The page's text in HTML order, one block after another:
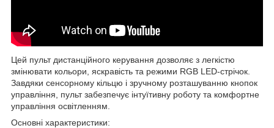
Цей пульт дистанційного керування дозволяє з легкістю
змінювати кольори, яскравість та режими RGB LED-стрічок.
Завдяки сенсорному кільцю і зручному розташуванню кнопок
управління, пульт забезпечує інтуїтивну роботу та комфортне
управління освітленням.
Основні характеристики: